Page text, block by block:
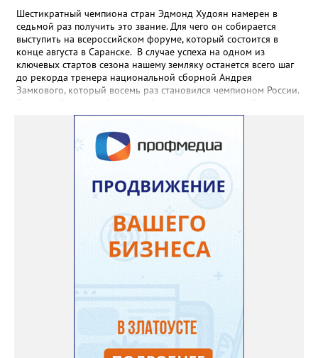
Шестикратный чемпиона стран Эдмонд Худоян намерен в
седьмой раз получить это звание. Для чего он собирается
выступить на всероссийском форуме, который состоится в
конце августа в Саранске. В случае успеха на одном из
ключевых стартов сезона нашему земляку останется всего шаг
до рекорда тренера национальной сборной Андрея
Замкового, который восемь раз становился чемпионом России.
стартует в Челябинске. На ринг ДС «Юность» выйдут как
сильнейшие мужчины, так и женщины — лидеры национальной
сборной. Они разыграют 13 комплектов наград.